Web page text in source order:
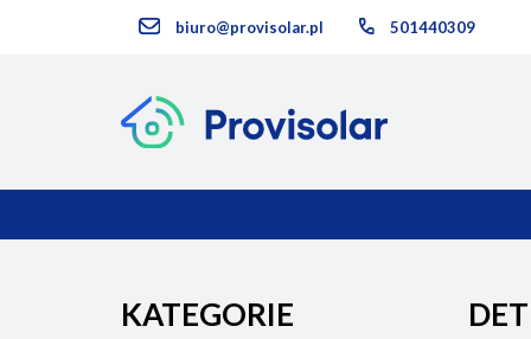
biuro@provisolar.pl 501440309
Kategorie
KATEGORIE